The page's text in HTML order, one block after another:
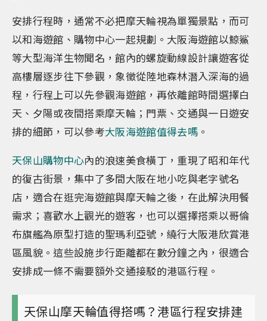
安排行程時，通常不必把摩天輪視為單獨景點，而可
以和海遊館、購物中心一起規劃。大阪海遊館以鯨鯊
等大型海洋生物聞名，館內的螺旋動線設計讓遊客從
高樓層逐步往下參觀，象徵從陸地森林潛入深海的過
程，行程上可以先參觀海遊館，再依離館時間選擇白
天、夕陽或夜間搭乘摩天輪；門票、交通與一日遊安
排的細節，可以參考大阪海遊館值得去嗎 。
天保山購物中心內的浪速美食橫丁，重現了昭和年代
的復古街景，集中了多間大阪在地小吃與老字號名
店，適合在逛完海遊館與摩天輪之後，在此解決用餐
需求；喜歡水上觀光的遊客，也可以選擇搭乘以哥倫
布旗艦為原型打造的聖瑪利亞號，繞行大阪港欣賞港
區風貌。這些設施步行距離都在數分鐘之內，很適合
安排成一條不需要額外交通接駁的港區行程。
天保山摩天輪值得搭嗎？港區行程安排建